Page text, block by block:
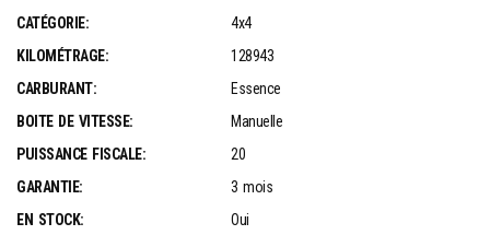
CATÉGORIE:
4x4
KILOMÉTRAGE:
128943
CARBURANT:
Essence
BOITE DE VITESSE:
Manuelle
PUISSANCE FISCALE:
20
GARANTIE:
3 mois
EN STOCK:
Oui